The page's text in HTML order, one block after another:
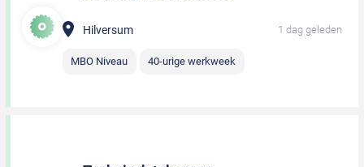
Hilversum 1 dag geleden
MBO Niveau 40-urige werkweek